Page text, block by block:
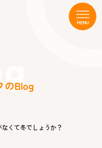
のBlog
くて冬でしょうか？